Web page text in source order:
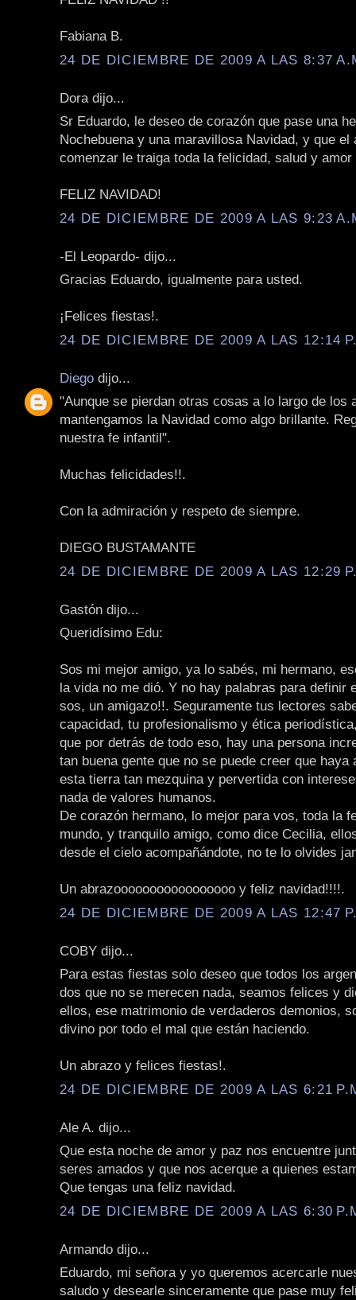
Fabiana B.
24 DE DICIEMBRE DE 2009 A LAS 8:37
Dora dijo...
Sr Eduardo, le deseo de corazón que pase una
Nochebuena y una maravillosa Navidad, y que el
comenzar le traiga toda la felicidad, salud y
FELIZ NAVIDAD!
24 DE DICIEMBRE DE 2009 A LAS 9:23
-El Leopardo- dijo...
Gracias Eduardo, igualmente para usted.
¡Felices fiestas!.
24 DE DICIEMBRE DE 2009 A LAS 12:14
Diego dijo...
"Aunque se pierdan otras cosas a lo largo de los
mantengamos la Navidad como algo brillante.
nuestra fe infantil".
Muchas felicidades!!.
Con la admiración y respeto de siempre.
DIEGO BUSTAMANTE
24 DE DICIEMBRE DE 2009 A LAS 12:29
Gastón dijo...
Queridísimo Edu:
Sos mi mejor amigo, ya lo sabés, mi hermano,
la vida no me dió. Y no hay palabras para definir
sos, un amigazo!!. Seguramente tus lectores
capacidad, tu profesionalismo y ética
que por detrás de todo eso, hay una persona
tan buena gente que no se puede creer que haya
esta tierra tan mezquina y pervertida con
nada de valores humanos.
De corazón hermano, lo mejor para vos, toda la
mundo, y tranquilo amigo, como dice Cecilia,
desde el cielo acompañándote, no te lo olvides
Un abrazooooooooooooooooo y feliz navidad!!!!.
24 DE DICIEMBRE DE 2009 A LAS 12:47
COBY dijo...
Para estas fiestas solo deseo que todos los
dos que no se merecen nada, seamos felices y
ellos, ese matrimonio de verdaderos demonios,
divino por todo el mal que están haciendo.
Un abrazo y felices fiestas!.
24 DE DICIEMBRE DE 2009 A LAS 6:21
Ale A. dijo...
Que esta noche de amor y paz nos encuentre
seres amados y que nos acerque a quienes
Que tengas una feliz navidad.
24 DE DICIEMBRE DE 2009 A LAS 6:30
Armando dijo...
Eduardo, mi señora y yo queremos acercarle
saludo y desearle sinceramente que pase muy